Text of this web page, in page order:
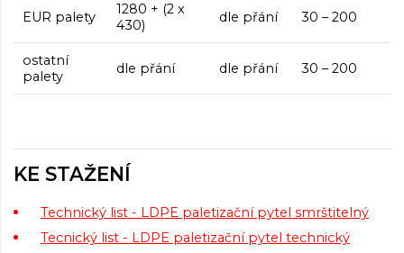
EUR palety
1280 + (2 x
430)
dle přání 30 – 200
ostatní
palety
dle přání dle přání 30 – 200
KE STAŽENÍ
Technický list - LDPE paletizační pytel smrštitelný
Tecnický list - LDPE paletizační pytel technický